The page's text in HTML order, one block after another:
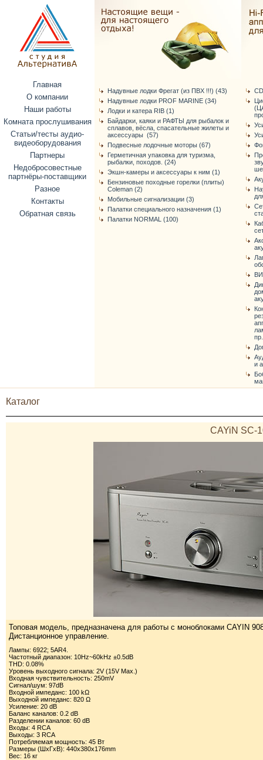
Главная
О компании
Наши работы
Комната прослушивания
Статьи/тесты аудио-
видеоборудования
Партнеры
Недобросовестные
партнёры-поставщики
Разное
Контакты
Обратная связь
Надувные лодки Фрегат (из ПВХ !!!) (43)
Надувные лодки PROF MARINE (34)
Лодки и катера RIB (1)
Байдарки, каяки и РАФТЫ для рыбалок и
сплавов, вёсла, спасательные жилеты и
аксессуары (57)
Подвесные лодочные моторы (67)
Герметичная упаковка для туризма,
рыбалки, походов. (24)
Экшн-камеры и аксессуары к ним (1)
Бензиновые походные горелки (плиты)
Coleman (2)
Мобильные сигнализации (3)
Палатки специального назначения (1)
Палатки NORMAL (100)
и
Каталог
CAYiN SC-
Топовая модель, предназначена для работы с моноблоками CAYIN
Дистанционное управление.
Лампы: 6922; 5AR4.
Частотный диапазон: 10Hz~60kHz ±0.5dB
THD: 0.08%
Уровень выходного сигнала: 2V (15V Max.)
Входная чувствительность: 250mV
Сигнал/шум: 97dB
Входной импеданс: 100 kΩ
Выходной импеданс: 820 Ω
Усиление: 20 dB
Баланс каналов: 0.2 dB
Разделении каналов: 60 dB
Входы: 4 RCA
Выходы: 3 RCA
Потребляемая мощность: 45 Вт
Размеры (ШxГxВ): 440x380x176mm
Вес: 16 кг